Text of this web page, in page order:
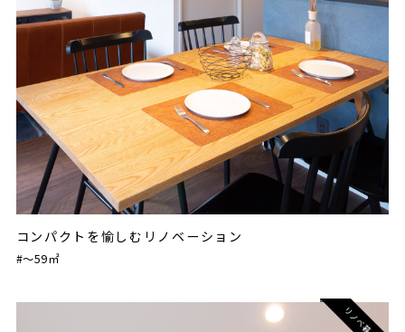
コンパクトを愉しむリノベーション
#〜59㎡